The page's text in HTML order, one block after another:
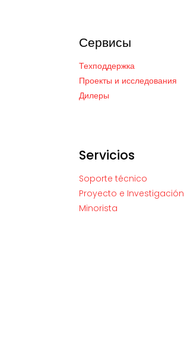
Сервисы
Техподдержка
Проекты и исследования
Дилеры
Servicios
Soporte técnico
Proyecto e Investigación
Minorista